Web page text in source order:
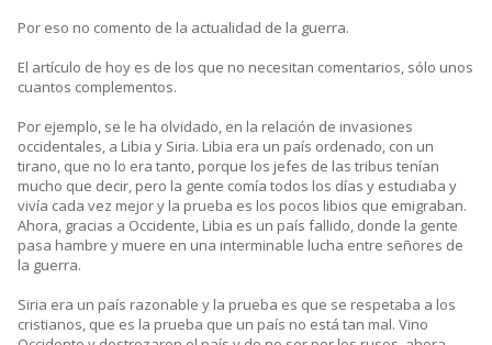
Por eso no comento de la actualidad de la guerra.
El artículo de hoy es de los que no necesitan comentarios, sólo unos
cuantos complementos.
Por ejemplo, se le ha olvidado, en la relación de invasiones
occidentales, a Libia y Siria. Libia era un país ordenado, con un
tirano, que no lo era tanto, porque los jefes de las tribus tenían
mucho que decir, pero la gente comía todos los días y estudiaba y
vivía cada vez mejor y la prueba es los pocos libios que emigraban.
Ahora, gracias a Occidente, Libia es un país fallido, donde la gente
pasa hambre y muere en una interminable lucha entre señores de
la guerra.
Siria era un país razonable y la prueba es que se respetaba a los
cristianos, que es la prueba que un país no está tan mal. Vino